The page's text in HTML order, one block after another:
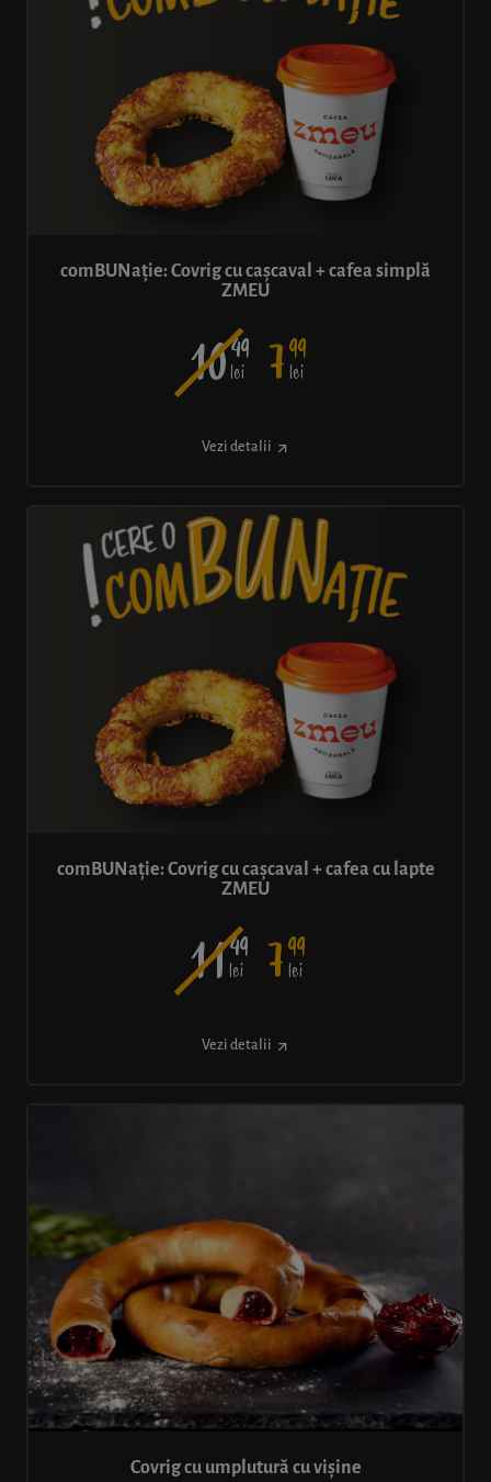
comBUNație: Covrig cu cașcaval + cafea simplă
ZMEU
1049
lei 799
lei
Vezi detalii
comBUNație: Covrig cu cașcaval + cafea cu lapte
ZMEU
1149
lei 799
lei
Vezi detalii
Covrig cu umplutură cu vișine